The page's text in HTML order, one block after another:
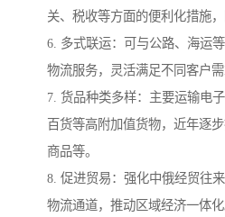
关、税收等方面的便利化措施，
6. 多式联运：可与公路、海运
物流服务，灵活满足不同客户需
7. 货品种类多样：主要运输电
百货等高附加值货物，近年逐
商品等。
8. 促进贸易：强化中俄经贸往
物流通道，推动区域经济一体化